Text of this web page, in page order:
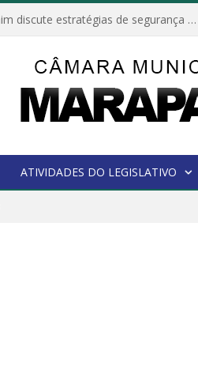
Câmara Municipal de Marapanim discute estratégias de segurança com autoridades e poder executivo
ATIVIDADES DO LEGISLATIVO